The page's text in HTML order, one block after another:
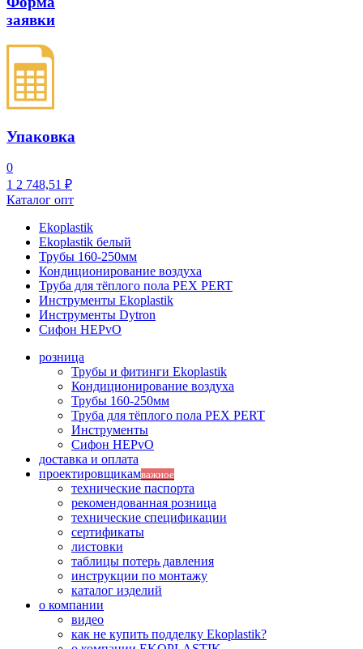
заявки
Упаковка
0
1 2 748,51 ₽
Каталог опт
Ekoplastik
Ekoplastik белый
Трубы 160-250мм
Кондиционирование воздуха
Труба для тёплого пола PEX PERT
Инструменты Ekoplastik
Инструменты Dytron
Сифон HEPvO
розница
Трубы и фитинги Ekoplastik
Кондиционирование воздуха
Трубы 160-250мм
Труба для тёплого пола PEX PERT
Инструменты
Сифон HEPvO
доставка и оплата
проектировщикамважное
технические паспорта
рекомендованная розница
технические спецификации
сертификаты
листовки
таблицы потерь давления
инструкции по монтажу
каталог изделий
о компании
видео
как не купить подделку Ekoplastik?